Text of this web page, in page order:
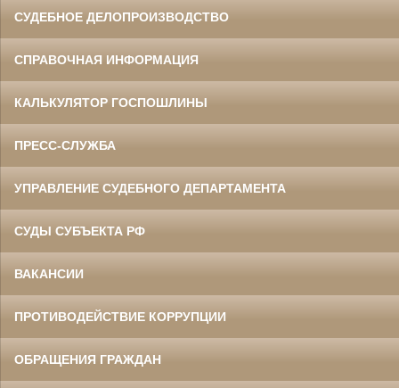
СУДЕБНОЕ ДЕЛОПРОИЗВОДСТВО
СПРАВОЧНАЯ ИНФОРМАЦИЯ
КАЛЬКУЛЯТОР ГОСПОШЛИНЫ
ПРЕСС-СЛУЖБА
УПРАВЛЕНИЕ СУДЕБНОГО ДЕПАРТАМЕНТА
СУДЫ СУБЪЕКТА РФ
ВАКАНСИИ
ПРОТИВОДЕЙСТВИЕ КОРРУПЦИИ
ОБРАЩЕНИЯ ГРАЖДАН